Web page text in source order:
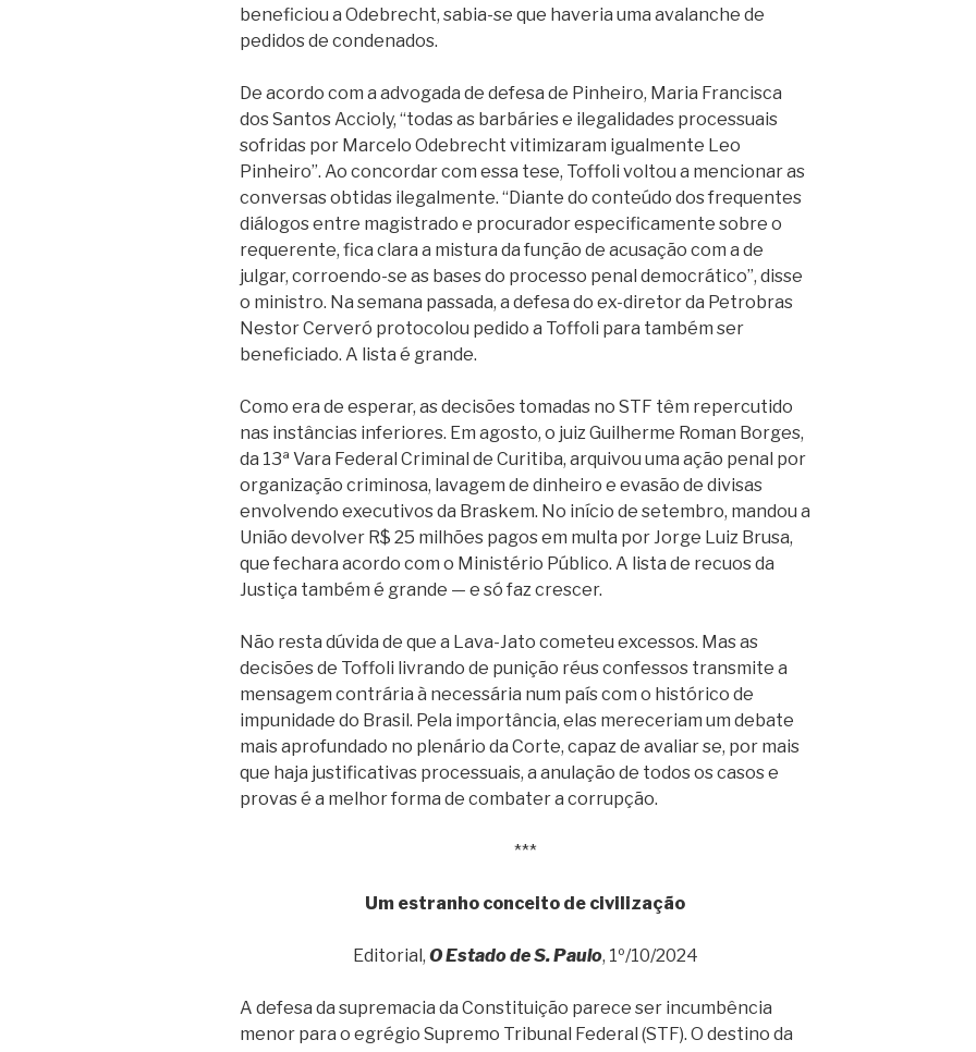
beneficiou a Odebrecht, sabia-se que haveria uma avalanche de
pedidos de condenados.
De acordo com a advogada de defesa de Pinheiro, Maria Francisca
dos Santos Accioly, “todas as barbáries e ilegalidades processuais
sofridas por Marcelo Odebrecht vitimizaram igualmente Leo
Pinheiro”. Ao concordar com essa tese, Toffoli voltou a mencionar as
conversas obtidas ilegalmente. “Diante do conteúdo dos frequentes
diálogos entre magistrado e procurador especificamente sobre o
requerente, fica clara a mistura da função de acusação com a de
julgar, corroendo-se as bases do processo penal democrático”, disse
o ministro. Na semana passada, a defesa do ex-diretor da Petrobras
Nestor Cerveró protocolou pedido a Toffoli para também ser
beneficiado. A lista é grande.
Como era de esperar, as decisões tomadas no STF têm repercutido
nas instâncias inferiores. Em agosto, o juiz Guilherme Roman Borges,
da 13ª Vara Federal Criminal de Curitiba, arquivou uma ação penal por
organização criminosa, lavagem de dinheiro e evasão de divisas
envolvendo executivos da Braskem. No início de setembro, mandou a
União devolver R$ 25 milhões pagos em multa por Jorge Luiz Brusa,
que fechara acordo com o Ministério Público. A lista de recuos da
Justiça também é grande — e só faz crescer.
Não resta dúvida de que a Lava-Jato cometeu excessos. Mas as
decisões de Toffoli livrando de punição réus confessos transmite a
mensagem contrária à necessária num país com o histórico de
impunidade do Brasil. Pela importância, elas mereceriam um debate
mais aprofundado no plenário da Corte, capaz de avaliar se, por mais
que haja justificativas processuais, a anulação de todos os casos e
provas é a melhor forma de combater a corrupção.
***
Um estranho conceito de civilização
Editorial, O Estado de S. Paulo, 1º/10/2024
A defesa da supremacia da Constituição parece ser incumbência
menor para o egrégio Supremo Tribunal Federal (STF). O destino da